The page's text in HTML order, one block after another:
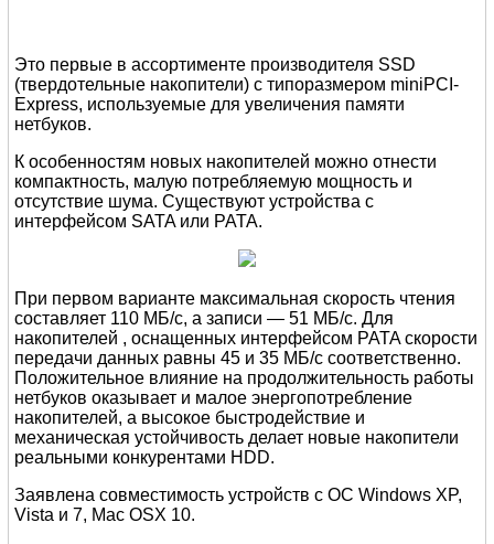
Это первые в ассортименте производителя SSD
(твердотельные накопители) с типоразмером miniPCI-
Express, используемые для увеличения памяти
нетбуков.
К особенностям новых накопителей можно отнести
компактность, малую потребляемую мощность и
отсутствие шума. Существуют устройства с
интерфейсом SATA или PATA.
При первом варианте максимальная скорость чтения
составляет 110 МБ/с, а записи — 51 МБ/с. Для
накопителей , оснащенных интерфейсом PATA скорости
передачи данных равны 45 и 35 МБ/с соответственно.
Положительное влияние на продолжительность работы
нетбуков оказывает и малое энергопотребление
накопителей, а высокое быстродействие и
механическая устойчивость делает новые накопители
реальными конкурентами HDD.
Заявлена совместимость устройств с ОС Windows XP,
Vista и 7, Mac OSX 10.